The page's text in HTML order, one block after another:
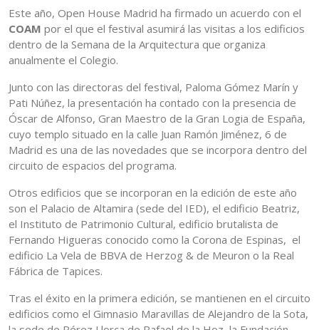
Este año, Open House Madrid ha firmado un acuerdo con el
COAM por el que el festival asumirá las visitas a los edificios
dentro de la Semana de la Arquitectura que organiza
anualmente el Colegio.
Junto con las directoras del festival, Paloma Gómez Marín y
Pati Núñez, la presentación ha contado con la presencia de
Óscar de Alfonso, Gran Maestro de la Gran Logia de España,
cuyo templo situado en la calle Juan Ramón Jiménez, 6 de
Madrid es una de las novedades que se incorpora dentro del
circuito de espacios del programa.
Otros edificios que se incorporan en la edición de este año
son el Palacio de Altamira (sede del IED), el edificio Beatriz,
el Instituto de Patrimonio Cultural, edificio brutalista de
Fernando Higueras conocido como la Corona de Espinas, el
edificio La Vela de BBVA de Herzog & de Meuron o la Real
Fábrica de Tapices.
Tras el éxito en la primera edición, se mantienen en el circuito
edificios como el Gimnasio Maravillas de Alejandro de la Sota,